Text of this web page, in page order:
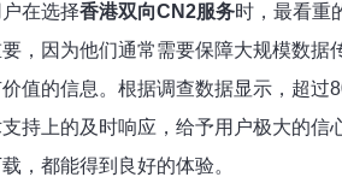
在选择香港双向CN2服务时，最看重
，因为他们通常需要保障大规模数据
值的信息。根据调查数据显示，超过
持上的及时响应，给予用户极大的
，都能得到良好的体验。